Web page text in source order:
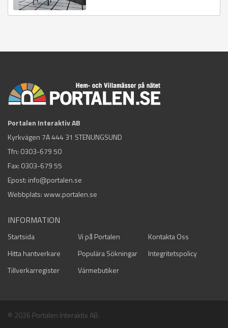
Portalen Interaktiv AB
Kyrkvägen 7A 444 31 STENUNGSUND
Tfn: 0303-679 50
Fax: 0303-679 55
Epost: info@portalen.se
Webbplats: www.portalen.se
INFORMATION
Startsida Vi på Portalen
Kontakta Oss
Hitta hantverkare
Populära Sökningar
Integritetspolicy
Tillverkarregister
Värmebutiker
© 2026 Portalen Interaktiv AB.